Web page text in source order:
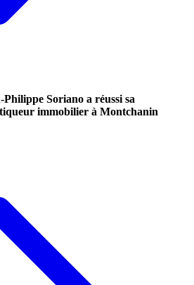
Soriano a réussi sa
immobilier à Montchanin